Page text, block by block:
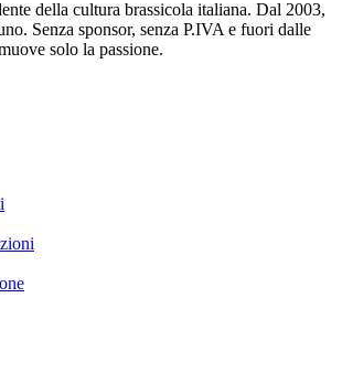
della cultura brassicola italiana. Dal 2003,
Senza sponsor, senza P.IVA e fuori dalle
solo la passione.